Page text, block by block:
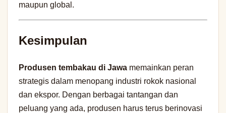
maupun global.
Kesimpulan
Produsen tembakau di Jawa memainkan peran
strategis dalam menopang industri rokok nasional
dan ekspor. Dengan berbagai tantangan dan
peluang yang ada, produsen harus terus berinovasi